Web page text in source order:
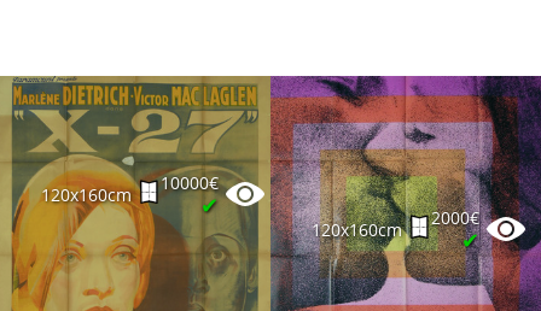
120x160cm
10000€
✔
120x160cm
2000€
✔